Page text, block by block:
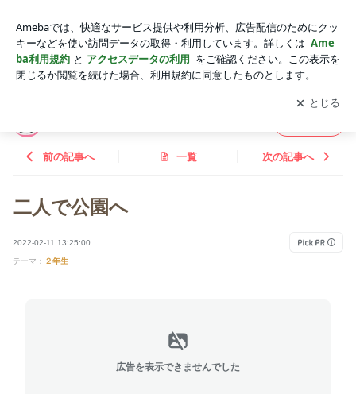
アプリをダウンロードして ブログの更新通知
を受け取りまし
ょう。
開く
前の記事へ 一覧 次の記事へ
二人で公園へ
2022-02-11 13:25:00
テーマ： ２年生
広告を表示できませんでした